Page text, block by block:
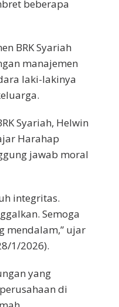
beberapa
BRK Syariah
manajemen
laki-lakinya
Syariah, Helwin
Harahap
jawab moral
integritas.
Semoga
mendalam,” ujar
1/2026).
yang
di